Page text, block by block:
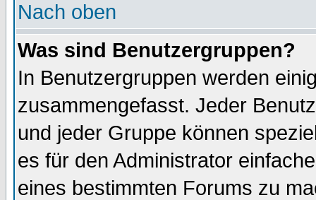
Nach oben
Was sind Benutzergruppen?
In Benutzergruppen werden
zusammengefasst. Jeder
und jeder Gruppe können
es für den Administrator
eines bestimmten Forums zu